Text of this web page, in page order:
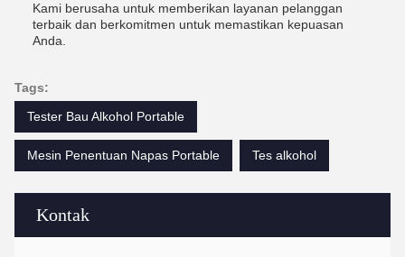
Kontak
Kami berusaha untuk memberikan layanan pelanggan
terbaik dan berkomitmen untuk memastikan kepuasan
Anda.
Tags:
Tester Bau Alkohol Portable
Mesin Penentuan Napas Portable Tes alkohol